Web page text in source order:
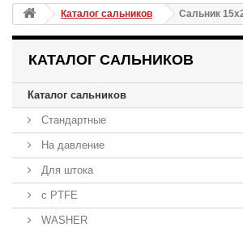
Каталог сальников Сальник
КАТАЛОГ САЛЬНИКОВ
Каталог сальников
Стандартные
На давление
Для штока
с PTFE
WASHER